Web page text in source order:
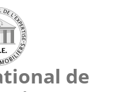
de